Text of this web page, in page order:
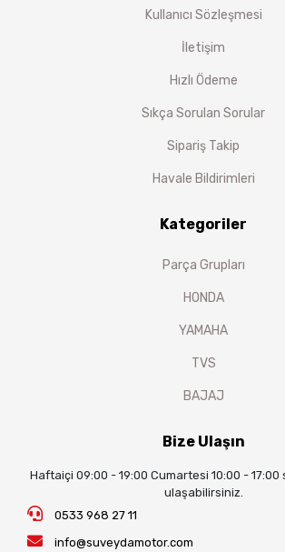
Kullanıcı Sözleşmesi
İletişim
Hızlı Ödeme
Sıkça Sorulan Sorular
Sipariş Takip
Havale Bildirimleri
Kategoriler
Parça Grupları
HONDA
YAMAHA
TVS
BAJAJ
Bize Ulaşın
Haftaiçi 09:00 - 19:00 Cumartesi 10:00 - 17:00
ulaşabilirsiniz.
0533 968 27 11
info@suveydamotor.com